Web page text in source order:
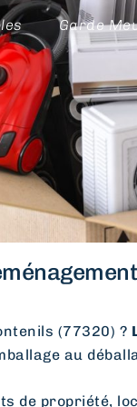
Garde
(77320) ?
au
de propriété,